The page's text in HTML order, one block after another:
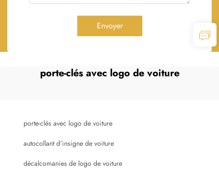
Envoyer
porte-clés avec logo de voiture
porte-clés avec logo de voiture
autocollant d'insigne de voiture
décalcomanies de logo de voiture